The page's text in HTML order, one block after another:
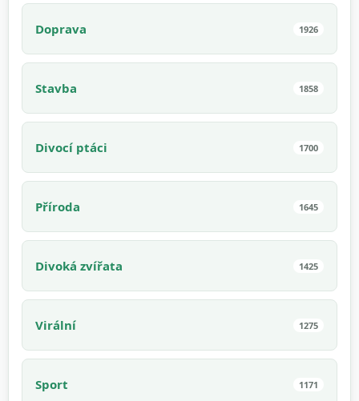
Doprava 1926
Stavba 1858
Divocí ptáci 1700
Příroda 1645
Divoká zvířata 1425
Virální 1275
Sport 1171